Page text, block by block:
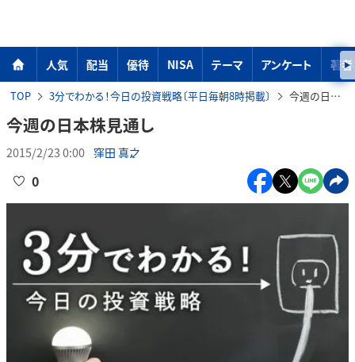
人気 配当 優待 NISA テーマ アンケート 著者
TOP 3分でわかる！今日の投資戦略〔平日毎朝8時掲載〕 今週の日本株見通し
今週の日本株見通し
2015/2/23 0:00 窪田 真之
0